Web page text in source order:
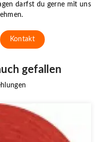
darfst du gerne mit uns
Kontakt
gefallen